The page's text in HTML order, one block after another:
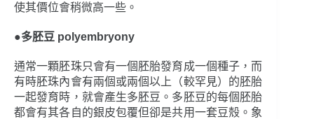
使其價位會稍微高一些。
●多胚豆 polyembryony
通常一顆胚珠只會有一個胚胎發育成一個種子，而
有時胚珠內會有兩個或兩個以上（較罕見）的胚胎
一起發育時，就會產生多胚豆。多胚豆的每個胚胎
都會有其各自的銀皮包覆但卻是共用一套豆殼。象